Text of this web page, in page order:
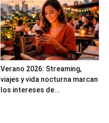
Verano 2026: Streaming,
viajes y vida nocturna marcan
los intereses de...